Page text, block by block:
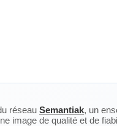
réseau Semantiak, un
image de qualité et de